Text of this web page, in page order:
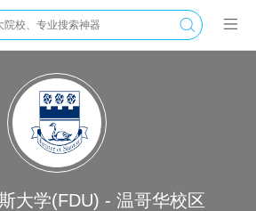
大学(FDU) - 温哥华校区